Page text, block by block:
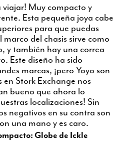
viajar! Muy compacto y
Esta pequeña joya cabe
para que puedas
del chasis sirve como
y también hay una correa
Este diseño ha sido
marcas, ¡pero Yoyo son
en Stork Exchange nos
bueno que ahora lo
localizaciones! Sin
negativos en su contra son
una mano y es caro.
Globe de Ickle